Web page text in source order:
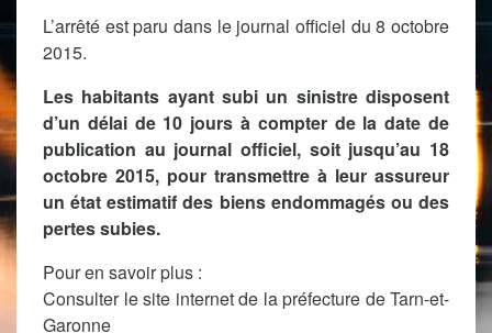
L’arrêté est paru dans le journal officiel du 8 octobre
2015.
Les habitants ayant subi un sinistre disposent
d’un délai de 10 jours à compter de la date de
publication au journal officiel, soit jusqu’au 18
octobre 2015, pour transmettre à leur assureur
un état estimatif des biens endommagés ou des
pertes subies.
Pour en savoir plus :
Consulter le site internet de la préfecture de Tarn-et-
Garonne